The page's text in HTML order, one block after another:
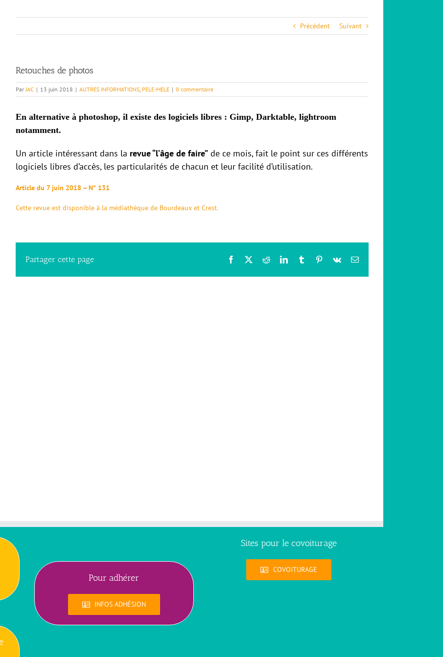
Précédent Suivant
Retouches de photos
Par JAC | 13 juin 2018 | AUTRES INFORMATIONS PELE-MELE | 0 commentaire
En alternative à photoshop, il existe des logiciels libres : Gimp, Darktable, lightroom
notamment.
Un article intéressant dans la revue “l’âge de faire” de ce mois, fait le point sur ces différents
logiciels libres d’accès, les particularités de chacun et leur facilité d’utilisation.
Article du 7 juin 2018 – N° 131
Cette revue est disponible à la médiathèque de Bourdeaux et Crest.
Partager cette page Facebook RedditLinkedInTumblr Pinterest
Vk Email
Pour adhérer
INFOS ADHÉSION
Sites pour le covoiturage
COVOITURAGE